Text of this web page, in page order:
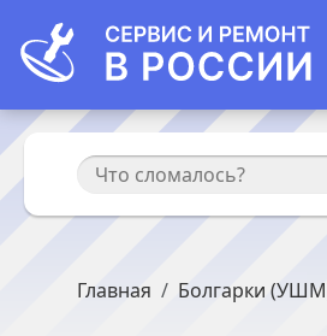
Главная Болгарки